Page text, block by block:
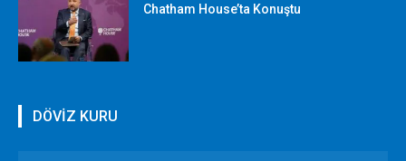
Chatham House’ta Konuştu
DÖVİZ KURU